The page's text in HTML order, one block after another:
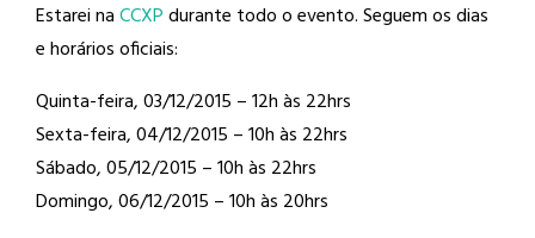
Estarei naCCXPdurante todo o evento. Seguem os dias
e horários oficiais:
Quinta-feira, 03/12/2015 – 12h às 22hrs
Sexta-feira, 04/12/2015 – 10h às 22hrs
Sábado, 05/12/2015 – 10h às 22hrs
Domingo, 06/12/2015 – 10h às 20hrs